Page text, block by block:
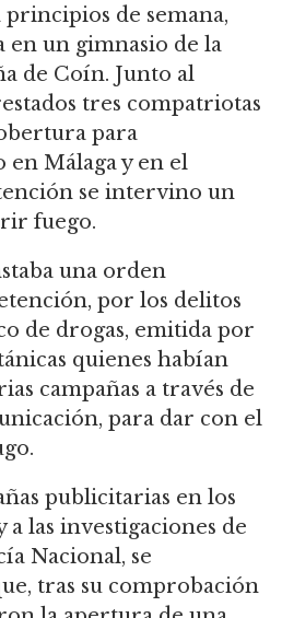
de semana,
en un gimnasio de la
de Coín. Junto al
tres compatriotas
para
Málaga y en el
se intervino un
fuego.
una orden
por los delitos
de drogas, emitida por
quienes habían
campañas a través de
para dar con el
publicitarias en los
las investigaciones de
Nacional, se
tras su comprobación